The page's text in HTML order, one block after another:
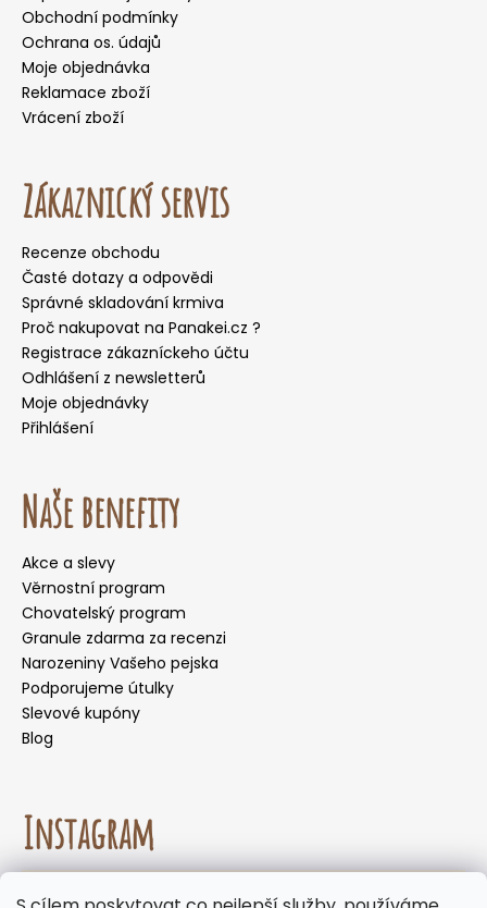
Obchodní podmínky
Ochrana os. údajů
Moje objednávka
Reklamace zboží
Vrácení zboží
Zákaznický servis
Recenze obchodu
Časté dotazy a odpovědi
Správné skladování krmiva
Proč nakupovat na Panakei.cz ?
Registrace zákazníckeho účtu
Odhlášení z newsletterů
Moje objednávky
Přihlášení
Naše benefity
Akce a slevy
Věrnostní program
Chovatelský program
Granule zdarma za recenzi
Narozeniny Vašeho pejska
Podporujeme útulky
Slevové kupóny
Blog
Instagram